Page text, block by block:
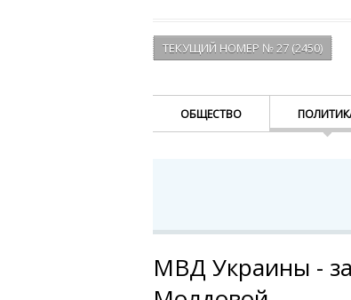
ТЕКУЩИЙ НОМЕР № 27 (2450)
ОБЩЕСТВО
МВД Украины -